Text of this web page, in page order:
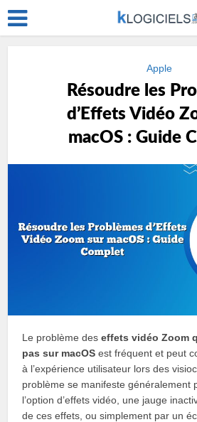
Apple
Résoudre les
d’Effets Vidéo
macOS : Guide
Le problème deseffets vidéo Zoom
pas sur macOS est fréquent et peut
à l’expérience utilisateur lors des
problème se manifeste généralement
l’option d’effets vidéo, une jauge
de ces effets, ou simplement par un